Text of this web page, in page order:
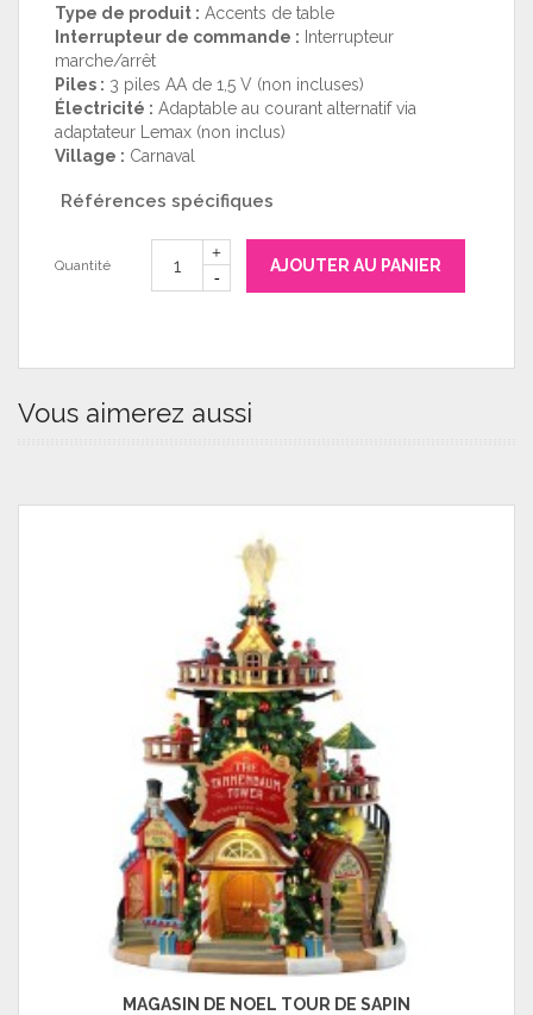
Type de produit : Accents de table
Interrupteur de commande : Interrupteur
marche/arrêt
Piles : 3 piles AA de 1,5 V (non incluses)
Électricité : Adaptable au courant alternatif via
adaptateur Lemax (non inclus)
Village : Carnaval
Références spécifiques
Quantité AJOUTER AU PANIER
Vous aimerez aussi
MAGASIN DE NOEL TOUR DE SAPIN